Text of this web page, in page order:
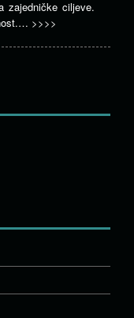
zajedničke ciljeve.
>>>>